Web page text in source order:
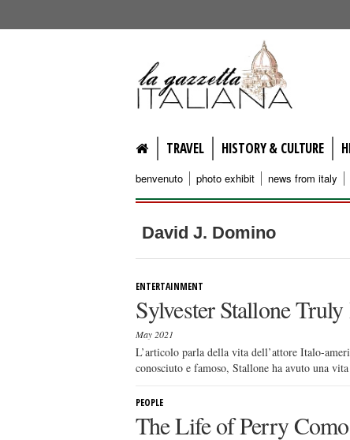
lagazzettaitaliana.com
TRAVEL HISTORY & CULTURE
benvenuto photo exhibit news from italy
David J. Domino
ENTERTAINMENT
Sylvester Stallone
May 2021
L’articolo parla della vita dell’attore Italo-
conosciuto e famoso, Stallone ha avuto una
PEOPLE
The Life of Perry Como